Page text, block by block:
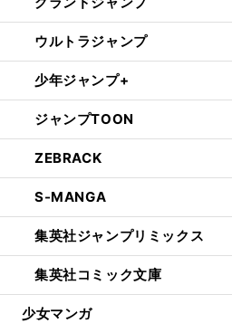
ウルトラジャンプ
少年ジャンプ+
ジャンプTOON
ZEBRACK
S-MANGA
集英社ジャンプリミックス
集英社コミック文庫
少女マンガ